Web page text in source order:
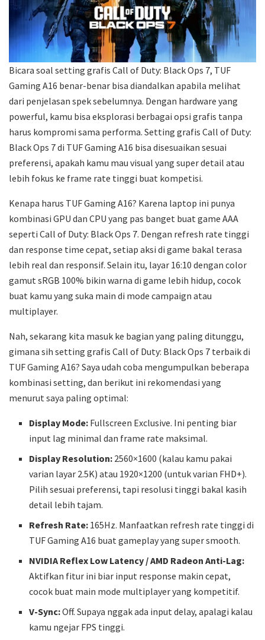
Bicara soal setting grafis Call of Duty: Black Ops 7, TUF
Gaming A16 benar-benar bisa diandalkan apabila melihat
dari penjelasan spek sebelumnya. Dengan hardware yang
powerful, kamu bisa eksplorasi berbagai opsi grafis tanpa
harus kompromi sama performa. Setting grafis Call of Duty:
Black Ops 7 di TUF Gaming A16 bisa disesuaikan sesuai
preferensi, apakah kamu mau visual yang super detail atau
lebih fokus ke frame rate tinggi buat kompetisi.
Kenapa harus TUF Gaming A16? Karena laptop ini punya
kombinasi GPU dan CPU yang pas banget buat game AAA
seperti Call of Duty: Black Ops 7. Dengan refresh rate tinggi
dan response time cepat, setiap aksi di game bakal terasa
lebih real dan responsif. Selain itu, layar 16:10 dengan color
gamut sRGB 100% bikin warna di game lebih hidup, cocok
buat kamu yang suka main di mode campaign atau
multiplayer.
Nah, sekarang kita masuk ke bagian yang paling ditunggu,
gimana sih setting grafis Call of Duty: Black Ops 7 terbaik di
TUF Gaming A16? Saya udah coba mengumpulkan beberapa
kombinasi setting, dan berikut ini rekomendasi yang
menurut saya paling optimal:
Display Mode: Fullscreen Exclusive. Ini penting biar
input lag minimal dan frame rate maksimal.
Display Resolution: 2560×1600 (kalau kamu pakai
varian layar 2.5K) atau 1920×1200 (untuk varian FHD+).
Pilih sesuai preferensi, tapi resolusi tinggi bakal kasih
detail lebih tajam.
Refresh Rate: 165Hz. Manfaatkan refresh rate tinggi di
TUF Gaming A16 buat gameplay yang super smooth.
NVIDIA Reflex Low Latency / AMD Radeon Anti-Lag:
Aktifkan fitur ini biar input response makin cepat,
cocok buat main mode multiplayer yang kompetitif.
V-Sync:Off. Supaya nggak ada input delay, apalagi kalau
kamu ngejar FPS tinggi.